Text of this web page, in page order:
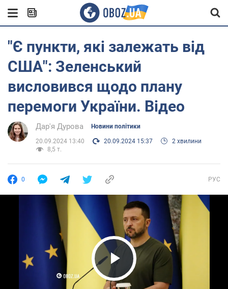
"Є пункти, які залежать від
США": Зеленський
висловився щодо плану
перемоги України. Відео
Дар'я Дурова Новини політики
20.09.2024 13:40 20.09.2024 15:37
2 хвилини
8,5 т.
0 РУС
Play Video